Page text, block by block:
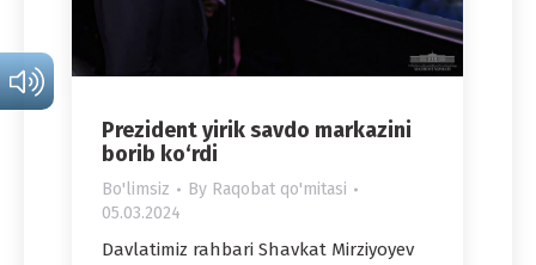
Prezident yirik savdo markazini
borib ko‘rdi
Bo'limsiz By Raqobat qo'mitasi
05.03.2024
Davlatimiz rahbari Shavkat Mirziyoyev